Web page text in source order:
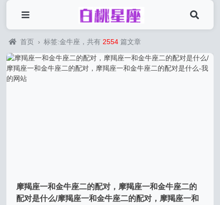
首页 › 标签:金牛座，共有 2554 篇文章
摩羯座一和金牛座二的配对，摩羯座一和金牛座二的
配对是什么/摩羯座一和金牛座二的配对，摩羯座一和